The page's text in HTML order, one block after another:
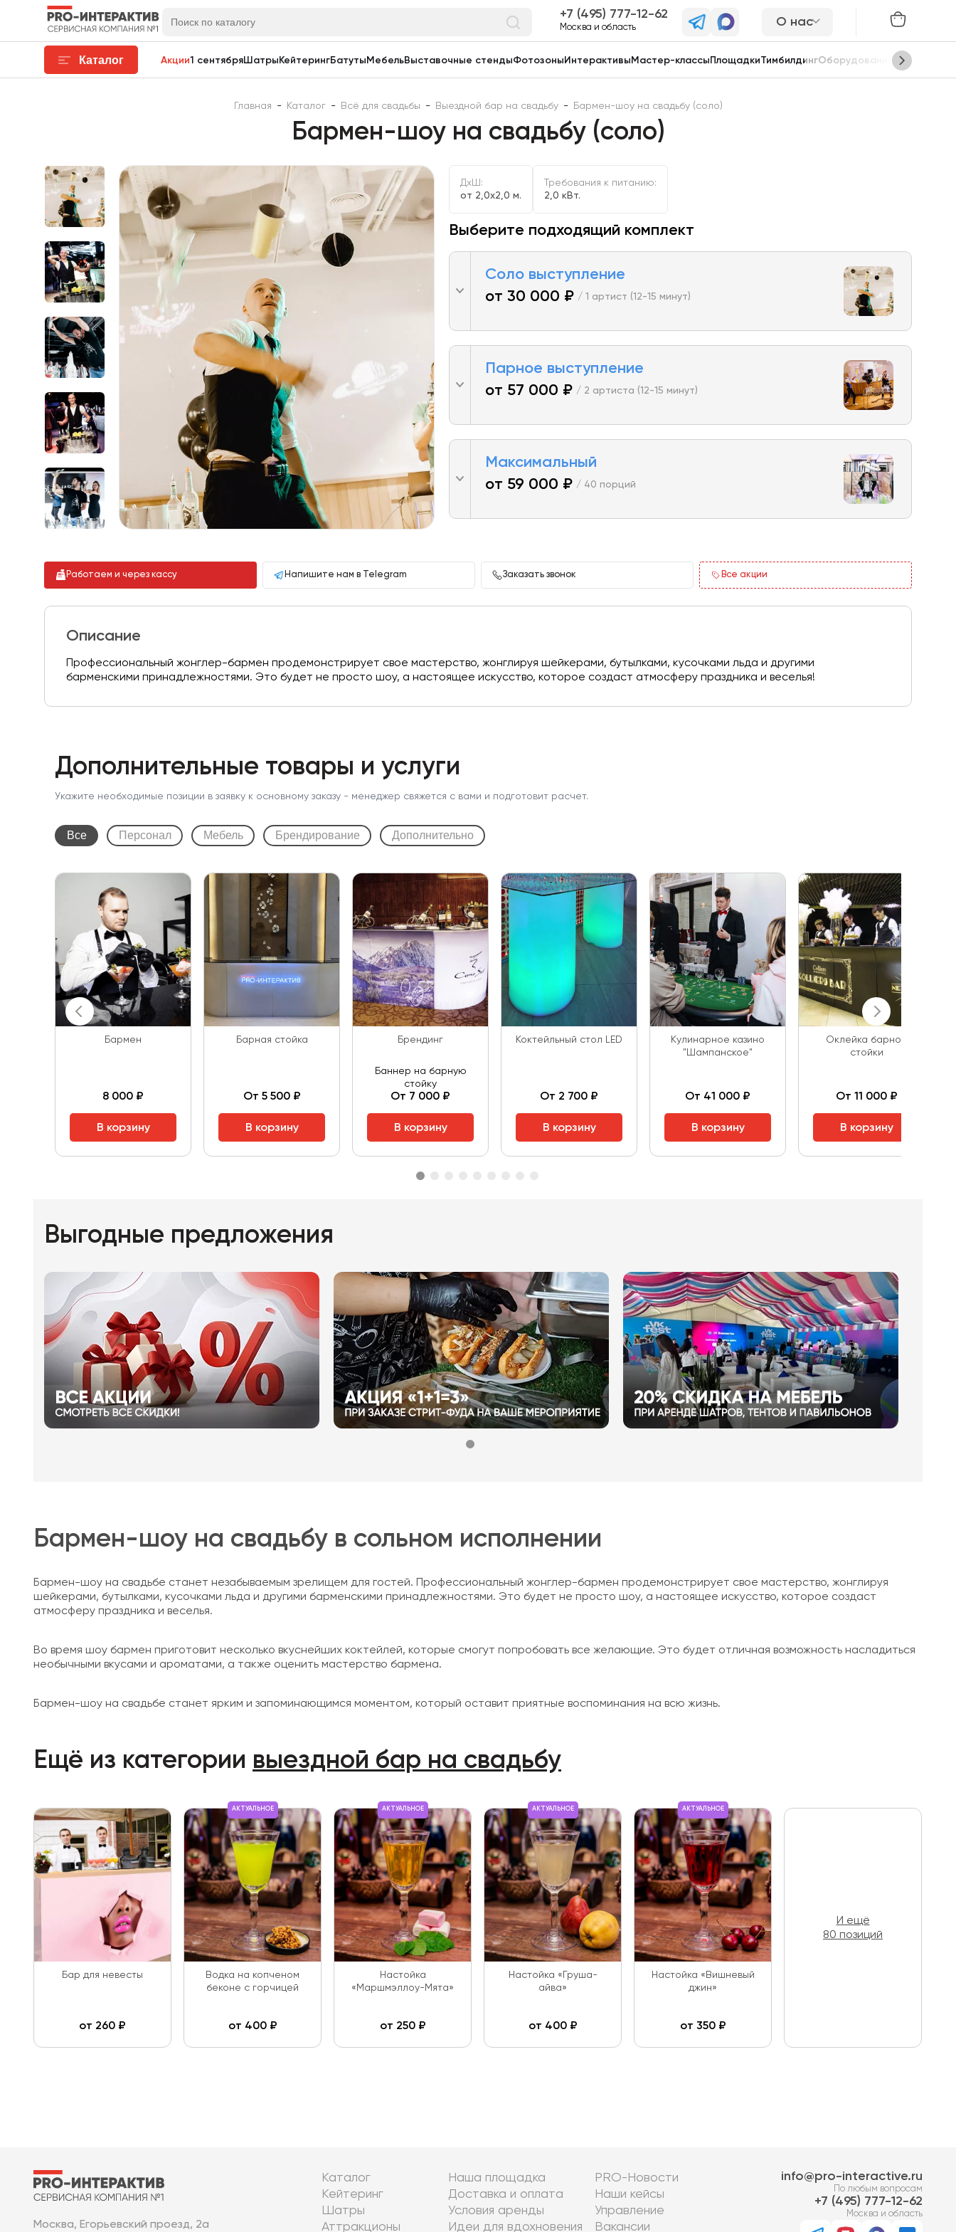
7 (495) 777-12-62
Москва и область О нас
Каталог Акции1 сентябряШатры КейтерингБатуты МебельВыставочные стендыФотозоны Интерактивы Мастер-классы ПлощадкиТимбилдингОборудование Сцены
Главная - Каталог - Всё для свадьбы - Выездной бар на свадьбу - Бармен-шоу на свадьбу (соло)
Бармен-шоу на свадьбу (соло)
ДxШ:
от 2,0x2,0 м.
Требования к питанию:
2,0 кВт.
Выберите подходящий комплект
Соло выступление
от 30 000 ₽ / 1 артист (12-15 минут)
Парное выступление
от 57 000 ₽ / 2 артиста (12-15 минут)
Максимальный
от 59 000 ₽ / 40 порций
Работаем и через кассу Напишите нам в Telegram Заказать звонок Все акции
Описание
Профессиональный жонглер-бармен продемонстрирует свое мастерство, жонглируя шейкерами, бутылками, кусочками льда и другими
барменскими принадлежностями. Это будет не просто шоу, а настоящее искусство, которое создаст атмосферу праздника и веселья!
Дополнительные товары и услуги
Укажите необходимые позиции в заявку к основному заказу - менеджер свяжется с вами и подготовит расчет.
Все Персонал Мебель Брендирование Дополнительно
Бармен
8 000 ₽
В корзину
Барная стойка
От 5 500 ₽
В корзину
Брендинг
Баннер на барную
стойку
От 7 000 ₽
В корзину
Коктейльный стол LED
От 2 700 ₽
В корзину
Кулинарное казино
"Шампанское"
От 41 000 ₽
В корзину
Оклейка барной
стойки
От 11 000 ₽
В корзину
Выгодные предложения
Бармен-шоу на свадьбу в сольном исполнении
Бармен-шоу на свадьбе станет незабываемым зрелищем для гостей. Профессиональный жонглер-бармен продемонстрирует свое мастерство, жонглируя
шейкерами, бутылками, кусочками льда и другими барменскими принадлежностями. Это будет не просто шоу, а настоящее искусство, которое создаст
атмосферу праздника и веселья.
Во время шоу бармен приготовит несколько вкуснейших коктейлей, которые смогут попробовать все желающие. Это будет отличная возможность насладиться
необычными вкусами и ароматами, а также оценить мастерство бармена.
Бармен-шоу на свадьбе станет ярким и запоминающимся моментом, который оставит приятные воспоминания на всю жизнь.
Ещё из категории выездной бар на свадьбу
Бар для невесты
от 260 ₽
АКТУАЛЬНОЕ
Водка на копченом
беконе с горчицей
от 400₽
АКТУАЛЬНОЕ
Настойка
«Маршмэллоу-Мята»
от 250₽
АКТУАЛЬНОЕ
Настойка «Груша-
айва»
от 400₽
АКТУАЛЬНОЕ
Настойка «Вишневый
джин»
от 350₽
И ещё
80 позиций
Москва, Егорьевский проезд, 2а
Каталог
Кейтеринг
Шатры
Аттракционы
Наша площадка
Доставка и оплата
Условия аренды
Идеи для вдохновения
PRO-Новости
Наши кейсы
Управление
Вакансии
info@pro-interactive.ru
По любым вопросам
7 (495) 777-12-62
Москва и область